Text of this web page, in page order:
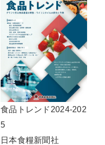
食品トレンド2024-202
5
日本食糧新聞社